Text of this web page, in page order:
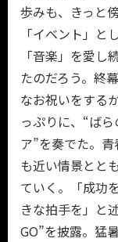
歩みも、きっと
「イベント」と
「音楽」を愛し
たのだろう。終
なお祝いをする
っぷりに、“ば
ア”を奏でた。
も近い情景とと
ていく。「成功
きな拍手を」と
GO”を披露。猛